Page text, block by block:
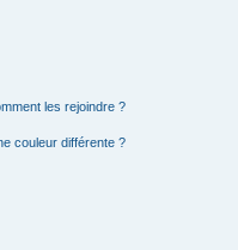
les rejoindre ?
couleur différente ?